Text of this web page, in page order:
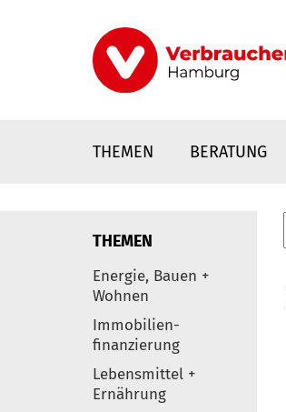
THEMEN BERATUNG
Elemente
THEMEN
Energie, Bauen +
Wohnen
Immobilien-
finanzierung
Lebensmittel +
Ernährung